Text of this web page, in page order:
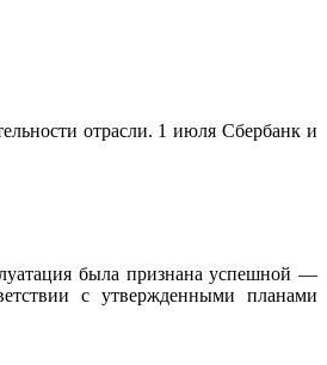
отрасли. 1 июля Сбербанк и
была признана успешной —
с утвержденными планами